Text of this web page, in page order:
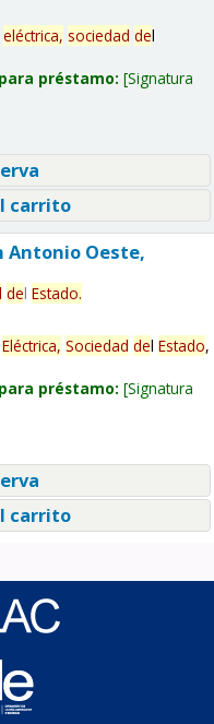
eléctrica, sociedad del
préstamo: Signatura
carrito
Antonio Oeste,
del Estado.
Eléctrica, Sociedad del Estado,
préstamo: Signatura
carrito